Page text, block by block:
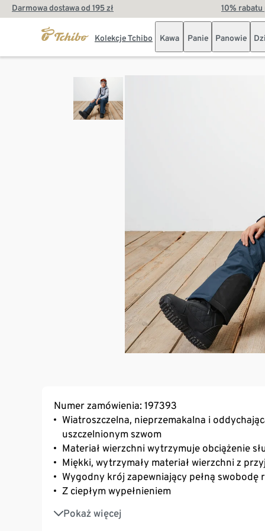
Darmowa dostawa od 195 zł 10%
Kolekcje Tchibo Kawa Panie Panowie
Numer zamówienia: 197393
Wiatroszczelna, nieprzemakalna i
uszczelnionym szwom
Materiał wierzchni wytrzymuje obciążenie
Miękki, wytrzymały materiał wierzchni z
Wygodny krój zapewniający pełną swobodę
Z ciepłym wypełnieniem
Pokaż więcej
Podwyższony stan w partii nerek
Regulowane, elastyczne i odpinane szelki